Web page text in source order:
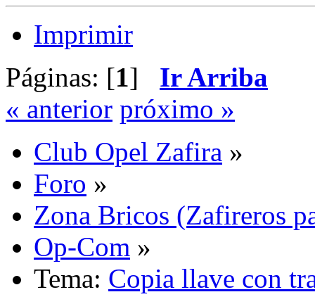
Imprimir
Páginas: [1] Ir Arriba
« anterior próximo »
Club Opel Zafira »
Foro »
Zona Bricos (Zafireros
Op-Com »
Tema: Copia llave con